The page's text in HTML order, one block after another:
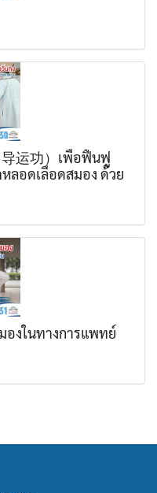
导运功）เพื่อฟื้นฟู
ลอดเลือดสมอง ด้วย
องในทางการแพทย์